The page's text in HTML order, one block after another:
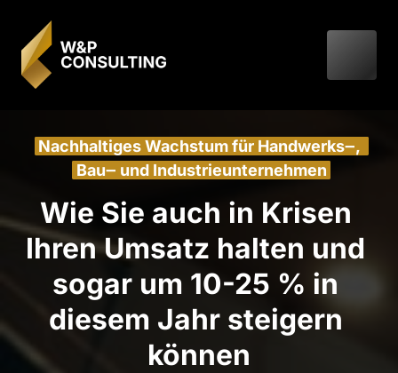
Nachhaltiges Wachstum für Handwerks‒
Bau‒ und Industrieunternehmen
Wie Sie auch in Krisen
Ihren Umsatz halten und
sogar um 10-25 % in
diesem Jahr steigern
können